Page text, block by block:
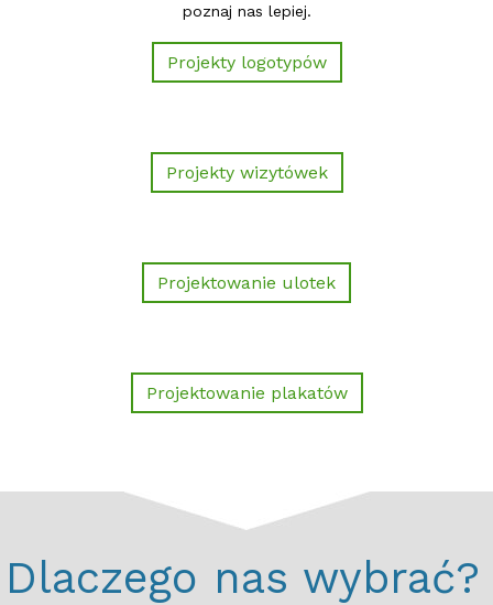
poznaj nas lepiej.
Projekty logotypów
Projekty wizytówek
Projektowanie ulotek
Projektowanie plakatów
Dlaczego nas wybrać?